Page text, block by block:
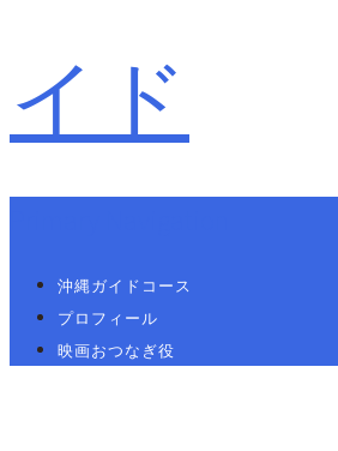
沖縄ガイドコース
プロフィール
映画おつなぎ役